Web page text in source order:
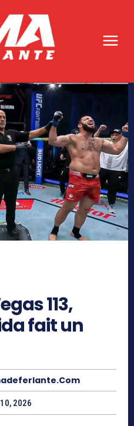
113,
fait un
2026